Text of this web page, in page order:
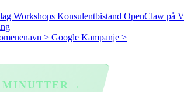
Workshops Konsulentbistand OpenClaw på
> Google Kampanje >
MINUTTER →